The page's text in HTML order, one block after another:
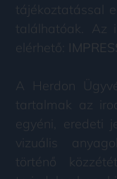
tájékoztatással
találhatóak. Az
elérhető:
A Herdon
tartalmak az
egyéni, eredeti
vizuális
történő